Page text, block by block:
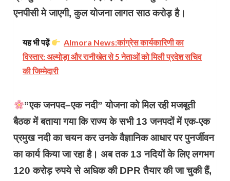
एनपीसी मे जाएगी, कुल योजना लागत साठ करोड़ है।
यह भी पढ़ें
Almora News:कांग्रेस कार्यकारिणी का
विस्तार: अल्मोड़ा और रानीखेत से 5 नेताओं को मिली प्रदेश सचिव
की जिम्मेदारी
”एक जनपद–एक नदी” योजना को मिल रही मजबूती
बैठक में बताया गया कि राज्य के सभी 13 जनपदों में एक-एक
प्रमुख नदी का चयन कर उनके वैज्ञानिक आधार पर पुनर्जीवन
का कार्य किया जा रहा है। अब तक 13 नदियों के लिए लगभग
120 करोड़ रुपये से अधिक की DPR तैयार की जा चुकी हैं,